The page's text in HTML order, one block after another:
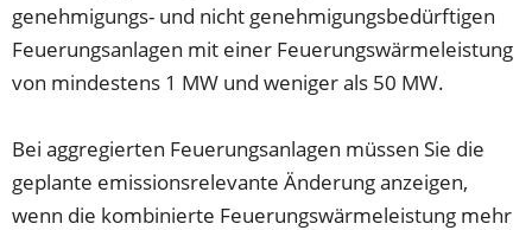
genehmigungs- und nicht genehmigungsbedürftigen
Feuerungsanlagen mit einer Feuerungswärmeleistung
von mindestens 1 MW und weniger als 50 MW.
Bei aggregierten Feuerungsanlagen müssen Sie die
geplante emissionsrelevante Änderung anzeigen,
wenn die kombinierte Feuerungswärmeleistung mehr